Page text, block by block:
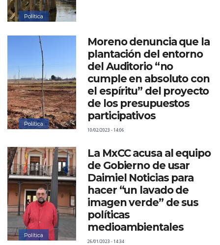
Política
Política
Moreno denuncia que la
plantación del entorno
del Auditorio “no
cumple en absoluto con
el espíritu” del proyecto
de los presupuestos
participativos
10/02/2023 - 14:06
Política
La MxCC acusa al equipo
de Gobierno de usar
Daimiel Noticias para
hacer “un lavado de
imagen verde” de sus
políticas
medioambientales
26/01/2023 - 14:34